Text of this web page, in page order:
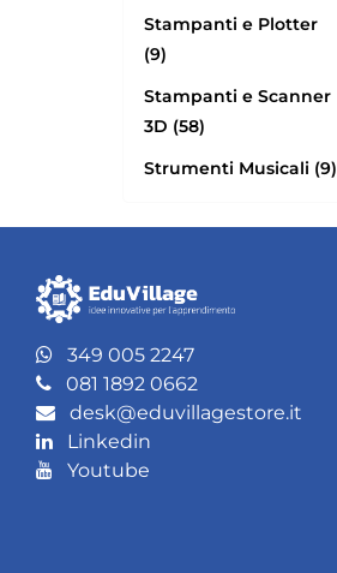
Stampanti e Plotter
(9)
Stampanti e Scanner
3D (58)
Strumenti Musicali (9)
349 005 2247
081 1892 0662
desk@eduvillagestore.it
Linkedin
Youtube